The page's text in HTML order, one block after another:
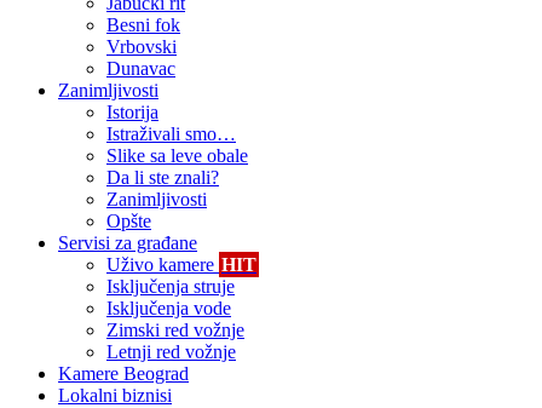
Besni fok
Vrbovski
Dunavac
Zanimljivosti
Istorija
Istraživali smo…
Slike sa leve obale
Da li ste znali?
Zanimljivosti
Opšte
Servisi za građane
Uživo kamere HIT
Isključenja struje
Isključenja vode
Zimski red vožnje
Letnji red vožnje
Kamere Beograd
Lokalni biznisi